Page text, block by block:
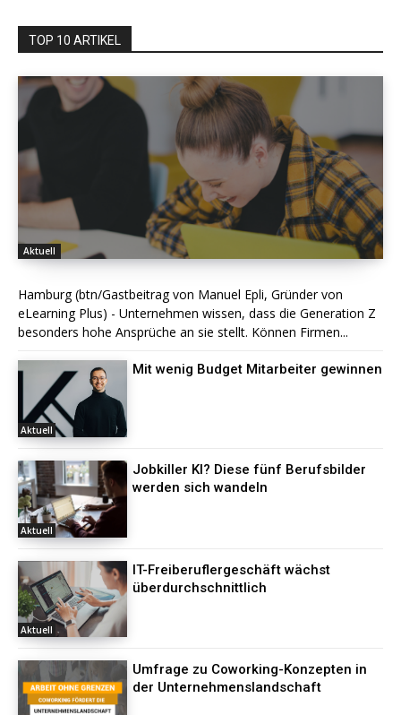
TOP 10 ARTIKEL
Aktuell
Hamburg (btn/Gastbeitrag von Manuel Epli, Gründer von
eLearning Plus) - Unternehmen wissen, dass die Generation Z
besonders hohe Ansprüche an sie stellt. Können Firmen...
Aktuell
Mit wenig Budget Mitarbeiter gewinnen
Aktuell
Jobkiller KI? Diese fünf Berufsbilder
werden sich wandeln
Aktuell
IT-Freiberuflergeschäft wächst
überdurchschnittlich
Umfrage zu Coworking-Konzepten in
der Unternehmenslandschaft